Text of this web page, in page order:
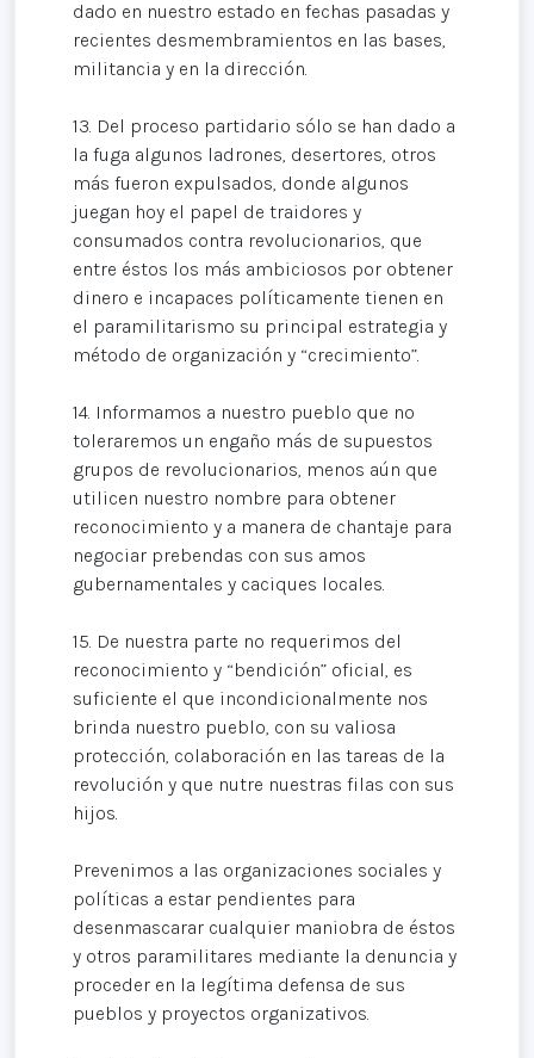
dado en nuestro estado en fechas pasadas y
recientes desmembramientos en las bases,
militancia y en la dirección.
13. Del proceso partidario sólo se han dado a
la fuga algunos ladrones, desertores, otros
más fueron expulsados, donde algunos
juegan hoy el papel de traidores y
consumados contra revolucionarios, que
entre éstos los más ambiciosos por obtener
dinero e incapaces políticamente tienen en
el paramilitarismo su principal estrategia y
método de organización y “crecimiento”.
14. Informamos a nuestro pueblo que no
toleraremos un engaño más de supuestos
grupos de revolucionarios, menos aún que
utilicen nuestro nombre para obtener
reconocimiento y a manera de chantaje para
negociar prebendas con sus amos
gubernamentales y caciques locales.
15. De nuestra parte no requerimos del
reconocimiento y “bendición” oficial, es
suficiente el que incondicionalmente nos
brinda nuestro pueblo, con su valiosa
protección, colaboración en las tareas de la
revolución y que nutre nuestras filas con sus
hijos.
Prevenimos a las organizaciones sociales y
políticas a estar pendientes para
desenmascarar cualquier maniobra de éstos
y otros paramilitares mediante la denuncia y
proceder en la legítima defensa de sus
pueblos y proyectos organizativos.